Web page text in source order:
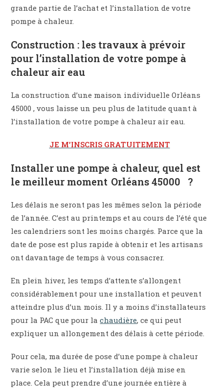
grande partie de l’achat et l’installation de votre
pompe à chaleur.
Construction : les travaux à prévoir
pour l’installation de votre pompe à
chaleur air eau
La construction d’une maison individuelle Orléans
45000 , vous laisse un peu plus de latitude quant à
l’installation de votre pompe à chaleur air eau.
JE M’INSCRIS GRATUITEMENT
Installer une pompe à chaleur, quel est
le meilleur moment Orléans 45000 ?
Les délais ne seront pas les mêmes selon la période
de l’année. C’est au printemps et au cours de l’été que
les calendriers sont les moins chargés. Parce que la
date de pose est plus rapide à obtenir et les artisans
ont davantage de temps à vous consacrer.
En plein hiver, les temps d’attente s’allongent
considérablement pour une installation et peuvent
atteindre plus d’un mois. Il y a moins d’installateurs
pour la PAC que pour lachaudière, ce qui peut
expliquer un allongement des délais à cette période.
Pour cela, ma durée de pose d’une pompe à chaleur
varie selon le lieu et l’installation déjà mise en
place. Cela peut prendre d’une journée entière à